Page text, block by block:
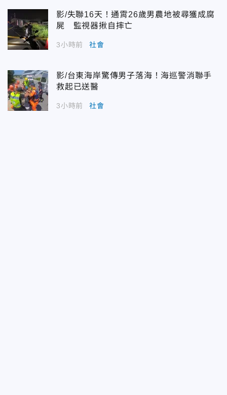
影/失聯16天！通霄26歲男農地被尋獲成腐
屍 監視器揪自摔亡
3小時前 社會
影/台東海岸驚傳男子落海！海巡警消聯手
救起已送醫
3小時前 社會